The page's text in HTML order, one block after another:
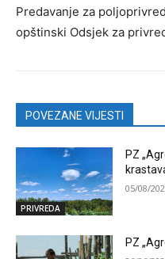
Predavanje za
opštinski Odsjek za
POVEZANE VIJESTI
PRIVREDA
PZ
05/08/
PZ